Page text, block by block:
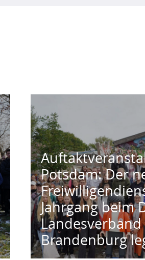
Potsdam: Der
Jahrgang beim
Landesverband
Brandenburg